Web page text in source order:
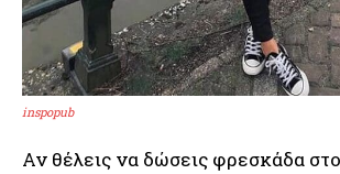
inspopub
Αν θέλεις να δώσεις φρεσκάδα